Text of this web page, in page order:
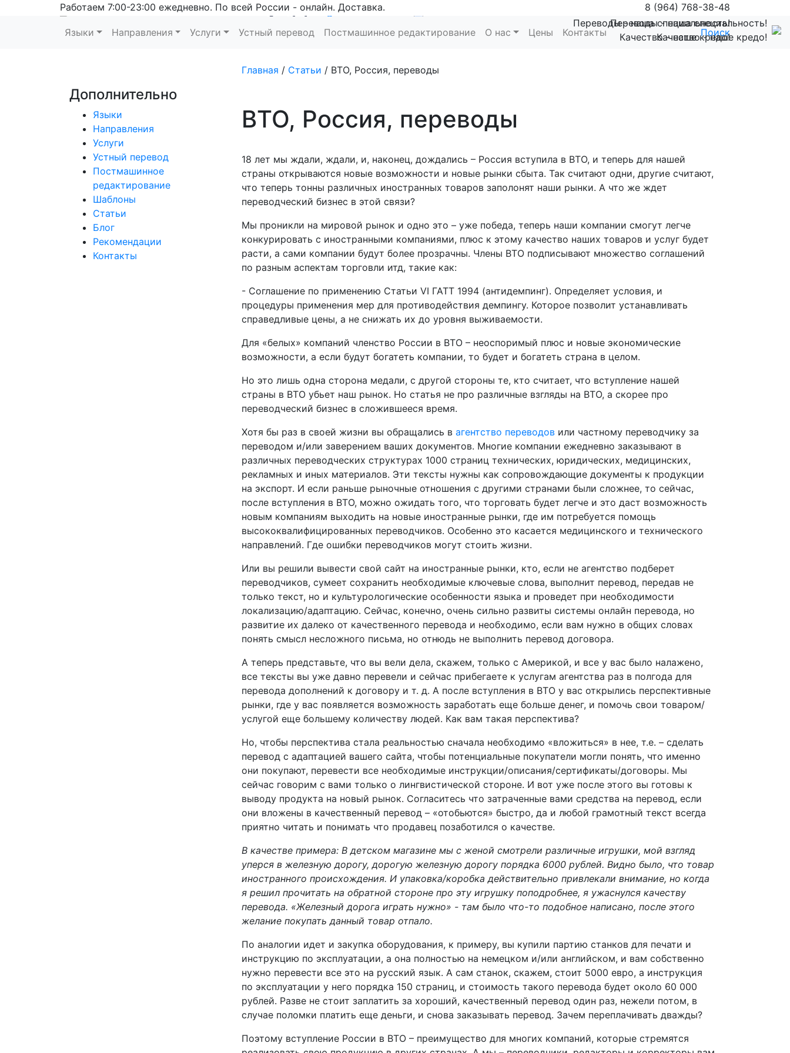
Работаем 7:00-23:00 ежедневно. По всей России - онлайн. Доставка. 8 (964) 768-38-48
Заказать
Рассчитать
Переводы - наша специальность!
Качество - наше кредо!
Переводы - наша специальность!
Качество - наше кредо!
Языки Направления Услуги Устный перевод Постмашинное редактирование О нас Цены Контакты Поиск
Дополнительно
Языки
Направления
Услуги
Устный перевод
Постмашинное
редактирование
Шаблоны
Статьи
Блог
Рекомендации
Контакты
Главная / Статьи / ВТО, Россия, переводы
ВТО, Россия, переводы
18 лет мы ждали, ждали, и, наконец, дождались – Россия вступила в ВТО, и теперь для нашей
страны открываются новые возможности и новые рынки сбыта. Так считают одни, другие считают,
что теперь тонны различных иностранных товаров заполонят наши рынки. А что же ждет
переводческий бизнес в этой связи?
Мы проникли на мировой рынок и одно это – уже победа, теперь наши компании смогут легче
конкурировать с иностранными компаниями, плюс к этому качество наших товаров и услуг будет
расти, а сами компании будут более прозрачны. Члены ВТО подписывают множество соглашений
по разным аспектам торговли итд, такие как:
- Соглашение по применению Статьи VI ГАТТ 1994 (антидемпинг). Определяет условия, и
процедуры применения мер для противодействия демпингу. Которое позволит устанавливать
справедливые цены, а не снижать их до уровня выживаемости.
Для «белых» компаний членство России в ВТО – неоспоримый плюс и новые экономические
возможности, а если будут богатеть компании, то будет и богатеть страна в целом.
Но это лишь одна сторона медали, с другой стороны те, кто считает, что вступление нашей
страны в ВТО убьет наш рынок. Но статья не про различные взгляды на ВТО, а скорее про
переводческий бизнес в сложившееся время.
Хотя бы раз в своей жизни вы обращались в агентство переводов или частному переводчику за
переводом и/или заверением ваших документов. Многие компании ежедневно заказывают в
различных переводческих структурах 1000 страниц технических, юридических, медицинских,
рекламных и иных материалов. Эти тексты нужны как сопровождающие документы к продукции
на экспорт. И если раньше рыночные отношения с другими странами были сложнее, то сейчас,
после вступления в ВТО, можно ожидать того, что торговать будет легче и это даст возможность
новым компаниям выходить на новые иностранные рынки, где им потребуется помощь
высококвалифицированных переводчиков. Особенно это касается медицинского и технического
направлений. Где ошибки переводчиков могут стоить жизни.
Или вы решили вывести свой сайт на иностранные рынки, кто, если не агентство подберет
переводчиков, сумеет сохранить необходимые ключевые слова, выполнит перевод, передав не
только текст, но и культурологические особенности языка и проведет при необходимости
локализацию/адаптацию. Сейчас, конечно, очень сильно развиты системы онлайн перевода, но
развитие их далеко от качественного перевода и необходимо, если вам нужно в общих словах
понять смысл несложного письма, но отнюдь не выполнить перевод договора.
А теперь представьте, что вы вели дела, скажем, только с Америкой, и все у вас было налажено,
все тексты вы уже давно перевели и сейчас прибегаете к услугам агентства раз в полгода для
перевода дополнений к договору и т. д. А после вступления в ВТО у вас открылись перспективные
рынки, где у вас появляется возможность заработать еще больше денег, и помочь свои товаром/
услугой еще большему количеству людей. Как вам такая перспектива?
Но, чтобы перспектива стала реальностью сначала необходимо «вложиться» в нее, т.е. – сделать
перевод с адаптацией вашего сайта, чтобы потенциальные покупатели могли понять, что именно
они покупают, перевести все необходимые инструкции/описания/сертификаты/договоры. Мы
сейчас говорим с вами только о лингвистической стороне. И вот уже после этого вы готовы к
выводу продукта на новый рынок. Согласитесь что затраченные вами средства на перевод, если
они вложены в качественный перевод – «отобьются» быстро, да и любой грамотный текст всегда
приятно читать и понимать что продавец позаботился о качестве.
В качестве примера: В детском магазине мы с женой смотрели различные игрушки, мой взгляд
уперся в железную дорогу, дорогую железную дорогу порядка 6000 рублей. Видно было, что товар
иностранного происхождения. И упаковка/коробка действительно привлекали внимание, но когда
я решил прочитать на обратной стороне про эту игрушку поподробнее, я ужаснулся качеству
перевода. «Железный дорога играть нужно» - там было что-то подобное написано, после этого
желание покупать данный товар отпало.
По аналогии идет и закупка оборудования, к примеру, вы купили партию станков для печати и
инструкцию по эксплуатации, а она полностью на немецком и/или английском, и вам собственно
нужно перевести все это на русский язык. А сам станок, скажем, стоит 5000 евро, а инструкция
по эксплуатации у него порядка 150 страниц, и стоимость такого перевода будет около 60 000
рублей. Разве не стоит заплатить за хороший, качественный перевод один раз, нежели потом, в
случае поломки платить еще деньги, и снова заказывать перевод. Зачем переплачивать дважды?
Поэтому вступление России в ВТО – преимущество для многих компаний, которые стремятся